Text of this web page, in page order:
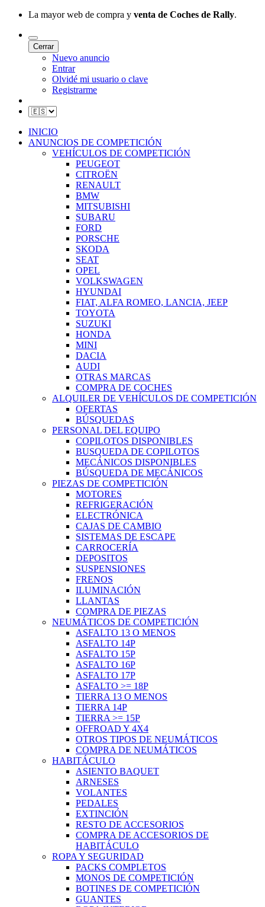
La mayor web de compra y venta de Coches de Rally.
Cerrar
Nuevo anuncio
Entrar
Olvidé mi usuario o clave
Registrarme
INICIO
ANUNCIOS DE COMPETICIÓN
VEHÍCULOS DE COMPETICIÓN
PEUGEOT
CITROËN
RENAULT
BMW
MITSUBISHI
SUBARU
FORD
PORSCHE
SKODA
SEAT
OPEL
VOLKSWAGEN
HYUNDAI
FIAT, ALFA ROMEO, LANCIA, JEEP
TOYOTA
SUZUKI
HONDA
MINI
DACIA
AUDI
OTRAS MARCAS
COMPRA DE COCHES
ALQUILER DE VEHÍCULOS DE COMPETICIÓN
OFERTAS
BÚSQUEDAS
PERSONAL DEL EQUIPO
COPILOTOS DISPONIBLES
BUSQUEDA DE COPILOTOS
MECÁNICOS DISPONIBLES
BÚSQUEDA DE MECÁNICOS
PIEZAS DE COMPETICIÓN
MOTORES
REFRIGERACIÓN
ELECTRÓNICA
CAJAS DE CAMBIO
SISTEMAS DE ESCAPE
CARROCERÍA
DEPOSITOS
SUSPENSIONES
FRENOS
ILUMINACIÓN
LLANTAS
COMPRA DE PIEZAS
NEUMÁTICOS DE COMPETICIÓN
ASFALTO 13 O MENOS
ASFALTO 14P
ASFALTO 15P
ASFALTO 16P
ASFALTO 17P
ASFALTO >= 18P
TIERRA 13 O MENOS
TIERRA 14P
TIERRA >= 15P
OFFROAD Y 4X4
OTROS TIPOS DE NEUMÁTICOS
COMPRA DE NEUMÁTICOS
HABITÁCULO
ASIENTO BAQUET
ARNESES
VOLANTES
PEDALES
EXTINCIÓN
RESTO DE ACCESORIOS
COMPRA DE ACCESORIOS DE
HABITÁCULO
ROPA Y SEGURIDAD
PACKS COMPLETOS
MONOS DE COMPETICIÓN
BOTINES DE COMPETICIÓN
GUANTES